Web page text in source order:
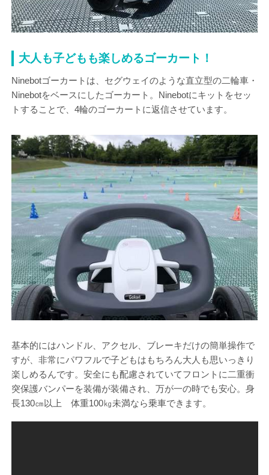
大人も子どもも楽しめるゴーカート！
Ninebotゴーカートは、セグウェイのような直立型の二輪車・
Ninebotをベースにしたゴーカート。Ninebotにキットをセッ
トすることで、4輪のゴーカートに返信させています。
基本的にはハンドル、アクセル、ブレーキだけの簡単操作で
すが、非常にパワフルで子どもはもちろん大人も思いっきり
楽しめるんです。安全にも配慮されていてフロントに二重衝
突保護バンパーを装備が装備され、万が一の時でも安心。身
長130㎝以上 体重100㎏未満なら乗車できます。